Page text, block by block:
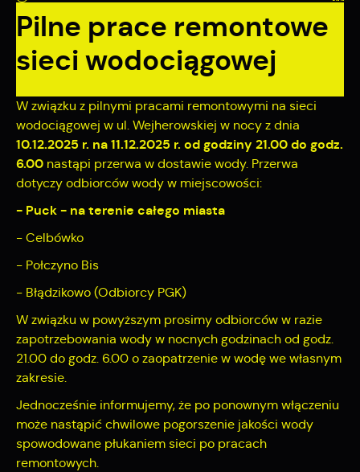
Pilne prace remontowe
sieci wodociągowej
W związku z pilnymi pracami remontowymi na sieci
wodociągowej w ul. Wejherowskiej w nocy z dnia
10.12.2025 r. na 11.12.2025 r. od godziny 21.00 do godz.
6.00 nastąpi przerwa w dostawie wody. Przerwa
dotyczy odbiorców wody w miejscowości:
- Puck - na terenie całego miasta
- Celbówko
- Połczyno Bis
- Błądzikowo (Odbiorcy PGK)
W związku w powyższym prosimy odbiorców w razie
zapotrzebowania wody w nocnych godzinach od godz.
21.00 do godz. 6.00 o zaopatrzenie w wodę we własnym
zakresie.
Jednocześnie informujemy, że po ponownym włączeniu
może nastąpić chwilowe pogorszenie jakości wody
spowodowane płukaniem sieci po pracach
remontowych.
zapamiętanie wprowadzonych przez Ciebie ustawień oraz
personalizację określonych funkcjonalności czy
prezentowanych treści.
Dzięki tym plikom cookies możemy zapewnić Ci większy
komfort korzystania z funkcjonalności naszej strony poprzez
Wyrażenie zgody na funkcjonalne i personalizacyjne pliki
cookies gwarantuje dostępność większej ilości funkcji na
stronie.
Więcej
Analityczne
Analityczne pliki cookies pomagają nam rozwijać się i
dostosowywać do Twoich potrzeb.
Cookies analityczne pozwalają na uzyskanie informacji w
częstotliwości, z jaką odwiedzane są nasze serwisy www.
Dane pozwalają nam na ocenę naszych serwisów
użytkowników. Zgromadzone informacje są przetwarzane w
cookies gwarantuje dostępność wszystkich funkcjonalności.
Więcej
Reklamowe
Dzięki reklamowym plikom cookies prezentujemy Ci
najciekawsze informacje i aktualności na stronach naszych
partnerów.
Promocyjne pliki cookies służą do prezentowania Ci naszych
komunikatów na podstawie analizy Twoich upodobań oraz
Twoich zwyczajów dotyczących przeglądanej witryny
internetowej. Treści promocyjne mogą pojawić się na
partnerami oraz innych dostawców usług. Firmy te działają w
charakterze pośredników prezentujących nasze treści w
postaci wiadomości, ofert, komunikatów mediów
społecznościowych.
Więcej